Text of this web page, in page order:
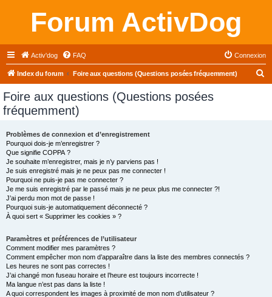
Forum ActivDog
Activ'dog FAQ Connexion
Index du forum Foire aux questions (Questions posées fréquemment)
Foire aux questions (Questions posées
fréquemment)
Problèmes de connexion et d’enregistrement
Pourquoi dois-je m’enregistrer ?
Que signifie COPPA ?
Je souhaite m’enregistrer, mais je n’y parviens pas !
Je suis enregistré mais je ne peux pas me connecter !
Pourquoi ne puis-je pas me connecter ?
Je me suis enregistré par le passé mais je ne peux plus me connecter ?!
J’ai perdu mon mot de passe !
Pourquoi suis-je automatiquement déconnecté ?
À quoi sert « Supprimer les cookies » ?
Paramètres et préférences de l’utilisateur
Comment modifier mes paramètres ?
Comment empêcher mon nom d’apparaître dans la liste des membres connectés ?
Les heures ne sont pas correctes !
J’ai changé mon fuseau horaire et l’heure est toujours incorrecte !
Ma langue n’est pas dans la liste !
A quoi correspondent les images à proximité de mon nom d’utilisateur ?